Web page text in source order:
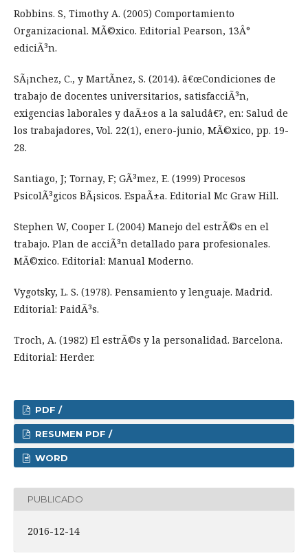
Robbins. S, Timothy A. (2005) Comportamiento
Organizacional. MÃ©xico. Editorial Pearson, 13Â°
ediciÃ³n.
SÃ¡nchez, C., y MartÃ­nez, S. (2014). â€œCondiciones de
trabajo de docentes universitarios, satisfacciÃ³n,
exigencias laborales y daÃ±os a la saludâ€?, en: Salud de
los trabajadores, Vol. 22(1), enero-junio, MÃ©xico, pp. 19-
28.
Santiago, J; Tornay, F; GÃ³mez, E. (1999) Procesos
PsicolÃ³gicos BÃ¡sicos. EspaÃ±a. Editorial Mc Graw Hill.
Stephen W, Cooper L (2004) Manejo del estrÃ©s en el
trabajo. Plan de acciÃ³n detallado para profesionales.
MÃ©xico. Editorial: Manual Moderno.
Vygotsky, L. S. (1978). Pensamiento y lenguaje. Madrid.
Editorial: PaidÃ³s.
Troch, A. (1982) El estrÃ©s y la personalidad. Barcelona.
Editorial: Herder.
PDF /
RESUMEN PDF /
WORD
PUBLICADO
2016-12-14